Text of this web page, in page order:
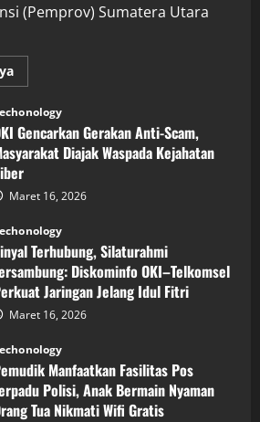
(Pemprov) Sumatera Utara
Read
more
Inovasi
Digital
Keuangan
Sumut
Berbuah
Prestasi,
Raih
Penghargaan
Gencarkan Gerakan Anti-Scam,
Diajak Waspada Kejahatan
Maret 16, 2026
Terhubung, Silaturahmi
Diskominfo OKI–Telkomsel
Jaringan Jelang Idul Fitri
Maret 16, 2026
Manfaatkan Fasilitas Pos
Polisi, Anak Bermain Nyaman
Tua Nikmati Wifi Gratis